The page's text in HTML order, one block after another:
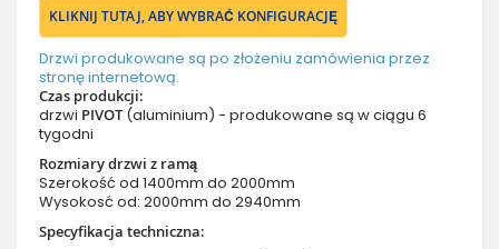
KLIKNIJ TUTAJ, ABY WYBRAĆ KONFIGURACJĘ
Drzwi produkowane są po złożeniu zamówienia przez
stronę internetową.
Czas produkcji:
drzwi PIVOT(aluminium) - produkowane są w ciągu 6
tygodni
Rozmiary drzwi z ramą
Szerokość od 1400mm do 2000mm
Wysokosć od: 2000mm do 2940mm
Specyfikacja techniczna: